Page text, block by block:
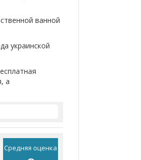
ванной
украинской
а
Средняя оценка